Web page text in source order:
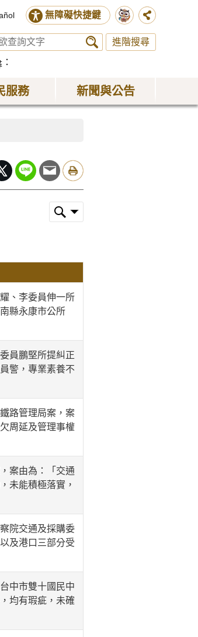
無障礙快捷鍵
進階搜尋
服務 新聞與公告
、李委員伸一所
縣永康市公所
員鵬堅所提糾正
警，專業素養不
路管理局案，案
周延及管理事權
案由為：「交通
未能積極落實，
院交通及採購委
及港口三部分受
中市雙十國民中
均有瑕疵，未確